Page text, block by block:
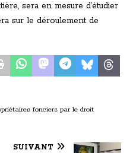
sera en mesure d’étudier
sur le déroulement de
fonciers par le droit
SUIVANT